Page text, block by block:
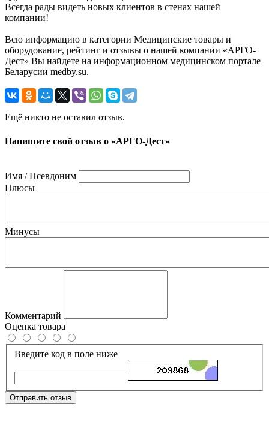
Всегда рады видеть новых клиентов в стенах нашей
компании!
Всю информацию в категории Медицинские товары и
оборудование, рейтинг и отзывы о нашей компании «АРГО-
Дест» Вы найдете на информационном медицинском портале
Беларусии medby.su.
Ещё никто не оставил отзыв.
Напишите свой отзыв о «АРГО-Дест»
Имя / Псевдоним
Плюсы
Минусы
Комментарий
Оценка товара
Введите код в поле ниже
Отправить отзыв